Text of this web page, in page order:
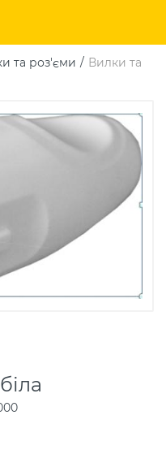
та роз'єми
Вилки та